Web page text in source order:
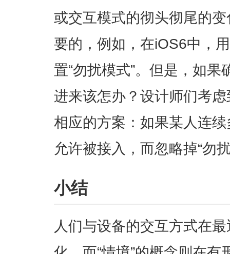
或交互模式的彻头彻尾的
要的，例如，在iOS6中，
置“勿扰模式”。但是，如
进来该怎办？设计师们考
相应的方案：如果某人连
允许被接入，而忽略掉“勿
小结
人们与设备的交互方式在